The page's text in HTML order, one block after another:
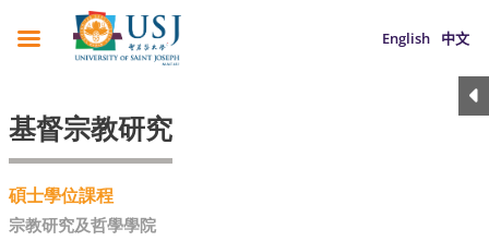
English 中文
基督宗教研究
碩士學位課程
宗教研究及哲學學院